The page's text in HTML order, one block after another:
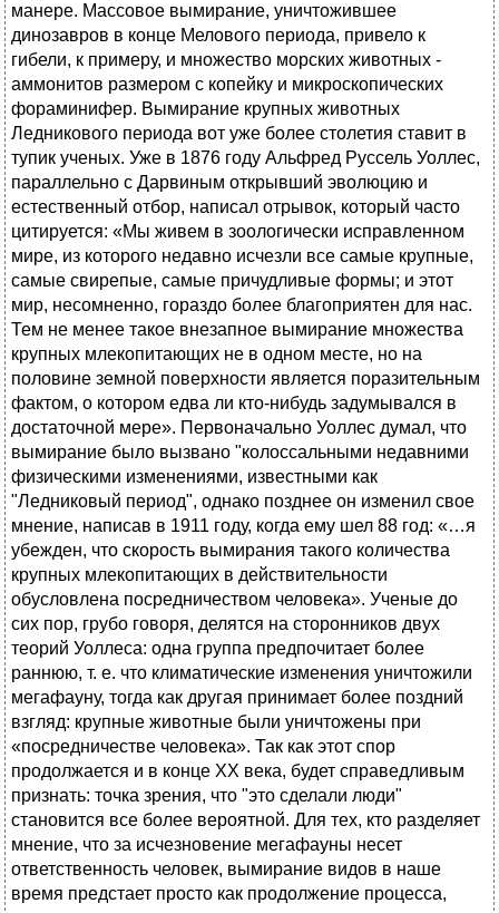
манере. Массовое вымирание, уничтожившее
динозавров в конце Мелового периода, привело к
гибели, к примеру, и множество морских животных -
аммонитов размером с копейку и микроскопических
фораминифер. Вымирание крупных животных
Ледникового периода вот уже более столетия ставит в
тупик ученых. Уже в 1876 году Альфред Руссель Уоллес,
параллельно с Дарвиным открывший эволюцию и
естественный отбор, написал отрывок, который часто
цитируется: «Мы живем в зоологически исправленном
мире, из которого недавно исчезли все самые крупные,
самые свирепые, самые причудливые формы; и этот
мир, несомненно, гораздо более благоприятен для нас.
Тем не менее такое внезапное вымирание множества
крупных млекопитающих не в одном месте, но на
половине земной поверхности является поразительным
фактом, о котором едва ли кто-нибудь задумывался в
достаточной мере». Первоначально Уоллес думал, что
вымирание было вызвано "колоссальными недавними
физическими изменениями, известными как
"Ледниковый период", однако позднее он изменил свое
мнение, написав в 1911 году, когда ему шел 88 год: «…я
убежден, что скорость вымирания такого количества
крупных млекопитающих в действительности
обусловлена посредничеством человека». Ученые до
сих пор, грубо говоря, делятся на сторонников двух
теорий Уоллеса: одна группа предпочитает более
раннюю, т. е. что климатические изменения уничтожили
мегафауну, тогда как другая принимает более поздний
взгляд: крупные животные были уничтожены при
«посредничестве человека». Так как этот спор
продолжается и в конце ХХ века, будет справедливым
признать: точка зрения, что "это сделали люди"
становится все более вероятной. Для тех, кто разделяет
мнение, что за исчезновение мегафауны несет
ответственность человек, вымирание видов в наше
время предстает просто как продолжение процесса,